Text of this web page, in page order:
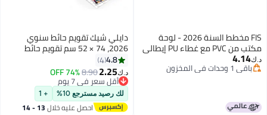
FIS مخطط السنة 2026 - لوحة
مكتب من PVC مع غطاء PU إيطالي
أسود، 490x340 مم، 12 ورقة
شهرية، ورق عاجي، (إنجليزي/
FSDKPEF26BK
د.ك‏4.14
باقي 1 وحدات في المخزون
باقي 1 وحدات في المخزون
دايلي شيك تقويم حائط سنوي
2026، 74 × 52 سم تقويم حائط
سنوي مع ملصقات، ورق سميك،
لون موراندي
4.8
4
د.ك‏2.25
8.90
74% OFF
أقل سعر في 7 يوم
أقل سعر في 7 يوم
لك رصيد مسترجع 10% + 1
احصل عليه خلال 13 - 14